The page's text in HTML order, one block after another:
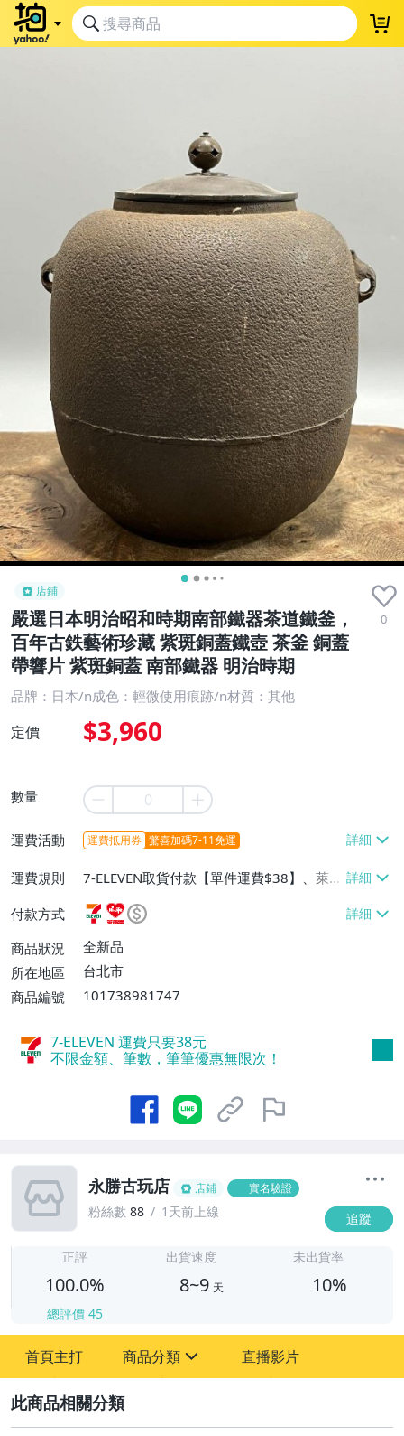
店鋪
嚴選日本明治昭和時期南部鐵器茶道鐵釜，
百年古鉄藝術珍藏 紫斑銅蓋鐵壺 茶釜 銅蓋
帶響片 紫斑銅蓋 南部鐵器 明治時期
0
品牌：日本/n成色：輕微使用痕跡/n材質：其他
定價 $3,960
數量
運費活動 運費抵用券 驚喜加碼7-11免運
運費規則
7-ELEVEN取貨付款【單件運費$38】、萊爾
富取貨付款【單件運費$60】、宅配/貨運
【單件運費$130】
付款方式
商品狀況
全新品
所在地區
台北市
商品編號
101738981747
7-ELEVEN 運費只要38元
不限金額、筆數，筆筆優惠無限次！
永勝古玩店 店鋪 實名驗證
粉絲數 88 1天前上線 追蹤
正評
100.0%
總評價 45
出貨速度
8~9 天
未出貨率
10%
首頁主打 商品分類
其它
直播影片